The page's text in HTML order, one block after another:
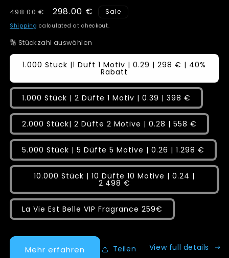
Regular
price
498.00 €
Sale
price
298.00 € Sale
Shipping calculated at checkout.
🔢 Stückzahl auswählen
1.000 Stück |1 Duft 1 Motiv | 0.29 | 298 € | 40%
Rabatt
1.000 Stück | 2 Düfte 1 Motiv | 0.39 | 398 €
2.000 Stück| 2 Düfte 2 Motive | 0.28 | 558 €
5.000 Stück | 5 Düfte 5 Motive | 0.26 | 1.298 €
10.000 Stück | 10 Düfte 10 Motive | 0.24 |
2.498 €
La Vie Est Belle VIP Fragrance 259€
Mehr erfahren Teilen View full details